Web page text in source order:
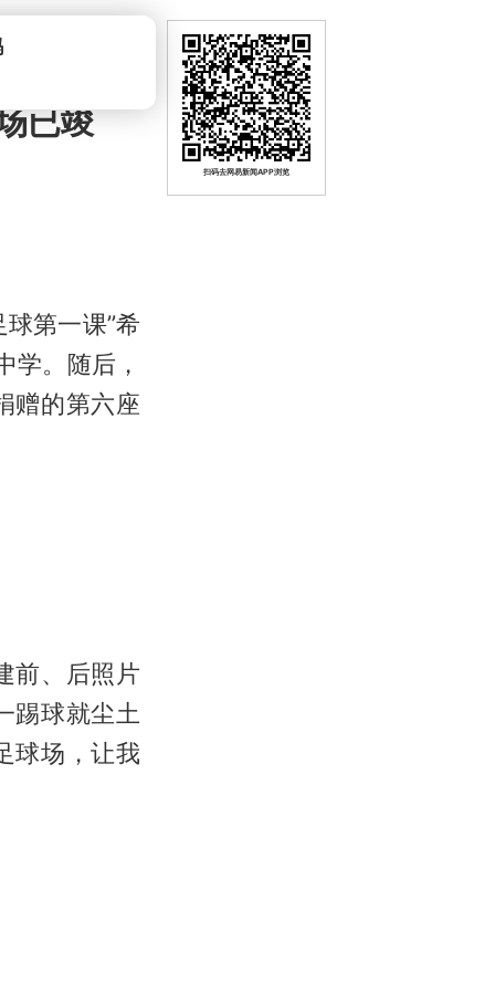
已竣
第一课”希
学。随后，
赠的第六座
前、后照片
踢球就尘土
球场，让我
扫码去网易新闻APP浏览